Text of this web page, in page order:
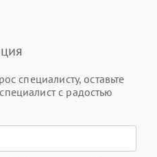
специалисту, оставьте
с радостью